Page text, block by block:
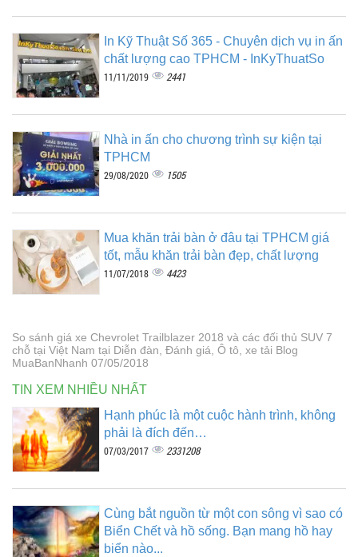
In Kỹ Thuật Số 365 - Chuyên dịch vụ in ấn
chất lượng cao TPHCM - InKyThuatSo
11/11/2019 2441
Nhà in ấn cho chương trình sự kiện tại
TPHCM
29/08/2020 1505
Mua khăn trải bàn ở đâu tại TPHCM giá
tốt, mẫu khăn trải bàn đẹp, chất lượng
11/07/2018 4423
So sánh giá xe Chevrolet Trailblazer 2018 và các đối thủ SUV 7
chỗ tại Việt Nam tại Diễn đàn, Đánh giá, Ô tô, xe tải Blog
MuaBanNhanh 07/05/2018
TIN XEM NHIỀU NHẤT
Hạnh phúc là một cuộc hành trình, không
phải là đích đến…
07/03/2017 2331208
Cùng bắt nguồn từ một con sông vì sao có
Biển Chết và hồ sống. Bạn mang hồ hay
biển nào...